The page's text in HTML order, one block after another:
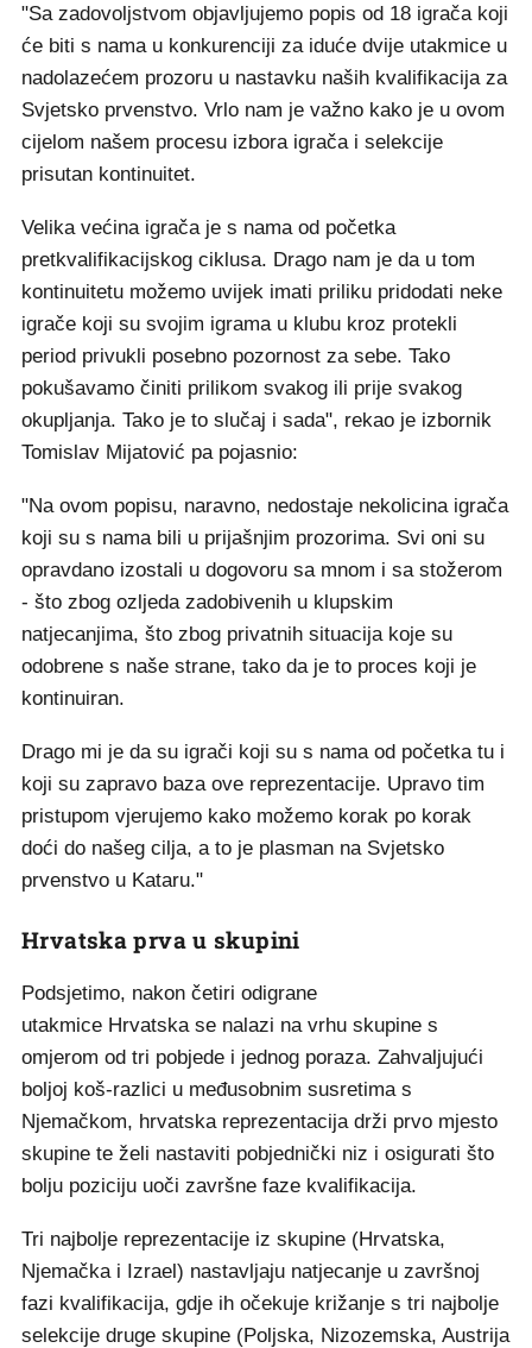
"Sa zadovoljstvom objavljujemo popis od 18 igrača koji
će biti s nama u konkurenciji za iduće dvije utakmice u
nadolazećem prozoru u nastavku naših kvalifikacija za
Svjetsko prvenstvo. Vrlo nam je važno kako je u ovom
cijelom našem procesu izbora igrača i selekcije
prisutan kontinuitet.
Velika većina igrača je s nama od početka
pretkvalifikacijskog ciklusa. Drago nam je da u tom
kontinuitetu možemo uvijek imati priliku pridodati neke
igrače koji su svojim igrama u klubu kroz protekli
period privukli posebno pozornost za sebe. Tako
pokušavamo činiti prilikom svakog ili prije svakog
okupljanja. Tako je to slučaj i sada", rekao je izbornik
Tomislav Mijatović pa pojasnio:
"Na ovom popisu, naravno, nedostaje nekolicina igrača
koji su s nama bili u prijašnjim prozorima. Svi oni su
opravdano izostali u dogovoru sa mnom i sa stožerom
- što zbog ozljeda zadobivenih u klupskim
natjecanjima, što zbog privatnih situacija koje su
odobrene s naše strane, tako da je to proces koji je
kontinuiran.
Drago mi je da su igrači koji su s nama od početka tu i
koji su zapravo baza ove reprezentacije. Upravo tim
pristupom vjerujemo kako možemo korak po korak
doći do našeg cilja, a to je plasman na Svjetsko
prvenstvo u Kataru."
Hrvatska prva u skupini
Podsjetimo, nakon četiri odigrane
utakmice Hrvatska se nalazi na vrhu skupine s
omjerom od tri pobjede i jednog poraza. Zahvaljujući
boljoj koš-razlici u međusobnim susretima s
Njemačkom, hrvatska reprezentacija drži prvo mjesto
skupine te želi nastaviti pobjednički niz i osigurati što
bolju poziciju uoči završne faze kvalifikacija.
Tri najbolje reprezentacije iz skupine (Hrvatska,
Njemačka i Izrael) nastavljaju natjecanje u završnoj
fazi kvalifikacija, gdje ih očekuje križanje s tri najbolje
selekcije druge skupine (Poljska, Nizozemska, Austrija